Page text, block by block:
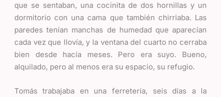
que se sentaban, una cocinita de dos hornillas y un
dormitorio con una cama que también chirriaba. Las
paredes tenían manchas de humedad que aparecían
cada vez que llovía, y la ventana del cuarto no cerraba
bien desde hacía meses. Pero era suyo. Bueno,
alquilado, pero al menos era su espacio, su refugio.
Tomás trabajaba en una ferretería, seis días a la